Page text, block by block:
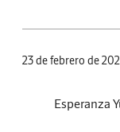
23 de febrero de
Esperanza